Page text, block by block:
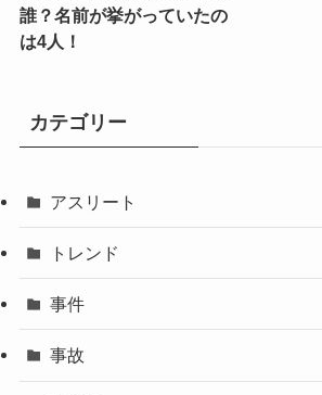
誰？名前が挙がっていたの
は4人！
カテゴリー
アスリート
トレンド
事件
事故